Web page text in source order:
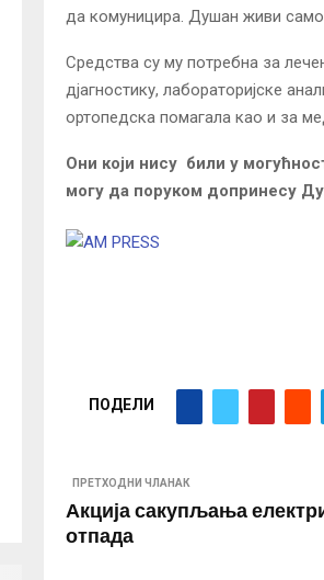
да комуницира. Душан живи
Средства су му потребна за
дјагностику, лабораторијске
ортопедска помагала као и за
Они који нису били у
могу да поруком допринесу
ПОДЕЛИ
ПРЕТХОДНИ ЧЛАНАК
Акција сакупљања
отпада